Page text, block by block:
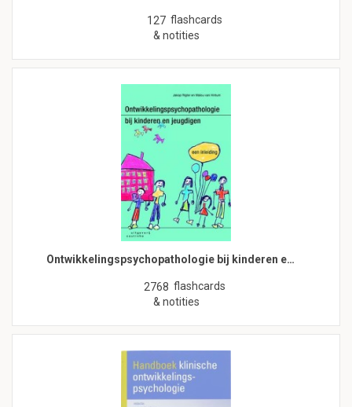
127 flashcards
& notities
Ontwikkelingspsychopathologie bij kinderen e…
2768 flashcards
& notities